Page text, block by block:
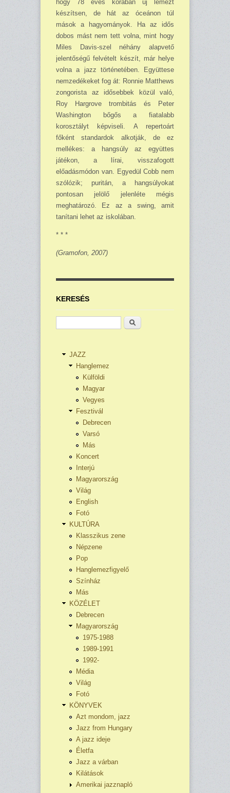
hogy 78 éves korában új lemezt
készítsen, de hát az óceánon túl
mások a hagyományok. Ha az idős
dobos mást nem tett volna, mint hogy
Miles Davis-szel néhány alapvető
jelentőségű felvételt készít, már helye
volna a jazz történetében. Együttese
nemzedékeket fog át: Ronnie Matthews
zongorista az idősebbek közül való,
Roy Hargrove trombitás és Peter
Washington bőgős a fiatalabb
korosztályt képviseli. A repertoárt
főként standardok alkotják, de ez
mellékes: a hangsúly az együttes
játékon, a lírai, vissza­fogott
előadásmódon van. Egyedül Cobb nem
szólózik; puritán, a hangsúlyokat
pontosan jelölő jelenléte mégis
meghatározó. Ez az a swing, amit
tanítani lehet az iskolában.
* * *
(Gramofon, 2007)
KERESÉS
Keresés
JAZZ
Hanglemez
Külföldi
Magyar
Vegyes
Fesztivál
Debrecen
Varsó
Más
Koncert
Interjú
Magyarország
Világ
English
Fotó
KULTÚRA
Klasszikus zene
Népzene
Pop
Hanglemezfigyelő
Színház
Más
KÖZÉLET
Debrecen
Magyarország
1975-1988
1989-1991
1992-
Média
Világ
Fotó
KÖNYVEK
Azt mondom, jazz
Jazz from Hungary
A jazz ideje
Életfa
Jazz a várban
Kilátások
Amerikai jazznapló